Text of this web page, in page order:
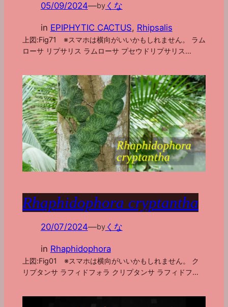
05/09/2024—byくな
in EPIPHYTIC CACTUS, Rhipsalis
上図:Fig71 ※スマホは横向がいいかもしれません。 ラム
ローサ リプサリス ラムローサ プセウドリプサリス…
Rhaphidophora cryptantha
20/07/2024—byくな
in Rhaphidophora
上図:Fig01 ※スマホは横向がいいかもしれません。 ク
リプタンサ ラフィドフォラ クリプタンサ ラフィドフ…